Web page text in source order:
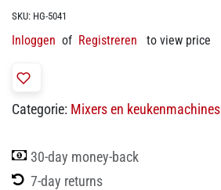
SKU: HG-5041
Inloggen of Registreren to view price
Categorie: Mixers en keukenmachines
30-day money-back
7-day returns